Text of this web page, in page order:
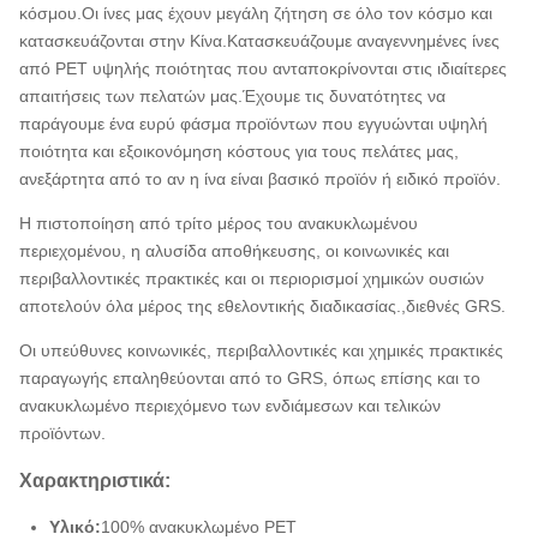
κόσμου.Οι ίνες μας έχουν μεγάλη ζήτηση σε όλο τον κόσμο και
κατασκευάζονται στην Κίνα.Κατασκευάζουμε αναγεννημένες ίνες
από PET υψηλής ποιότητας που ανταποκρίνονται στις ιδιαίτερες
απαιτήσεις των πελατών μας.Έχουμε τις δυνατότητες να
παράγουμε ένα ευρύ φάσμα προϊόντων που εγγυώνται υψηλή
ποιότητα και εξοικονόμηση κόστους για τους πελάτες μας,
ανεξάρτητα από το αν η ίνα είναι βασικό προϊόν ή ειδικό προϊόν.
Η πιστοποίηση από τρίτο μέρος του ανακυκλωμένου
περιεχομένου, η αλυσίδα αποθήκευσης, οι κοινωνικές και
περιβαλλοντικές πρακτικές και οι περιορισμοί χημικών ουσιών
αποτελούν όλα μέρος της εθελοντικής διαδικασίας.,διεθνές GRS.
Οι υπεύθυνες κοινωνικές, περιβαλλοντικές και χημικές πρακτικές
παραγωγής επαληθεύονται από το GRS, όπως επίσης και το
ανακυκλωμένο περιεχόμενο των ενδιάμεσων και τελικών
προϊόντων.
Χαρακτηριστικά:
Υλικό:100% ανακυκλωμένο PET